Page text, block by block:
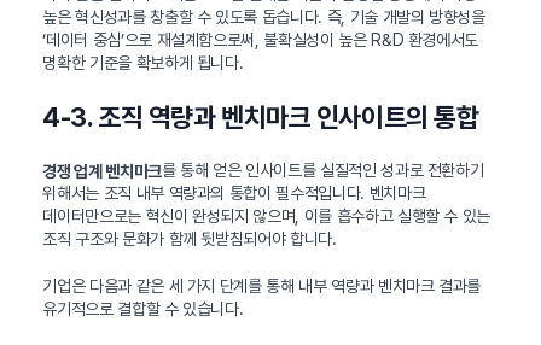
높은 혁신성과를 창출할 수 있도록 돕습니다. 즉, 기술 개발의 방향성을
‘데이터 중심’으로 재설계함으로써, 불확실성이 높은 R&D 환경에서도
명확한 기준을 확보하게 됩니다.
4-3. 조직 역량과 벤치마크 인사이트의 통합
경쟁 업계 벤치마크를 통해 얻은 인사이트를 실질적인 성과로 전환하기
위해서는 조직 내부 역량과의 통합이 필수적입니다. 벤치마크
데이터만으로는 혁신이 완성되지 않으며, 이를 흡수하고 실행할 수 있는
조직 구조와 문화가 함께 뒷받침되어야 합니다.
기업은 다음과 같은 세 가지 단계를 통해 내부 역량과 벤치마크 결과를
유기적으로 결합할 수 있습니다.